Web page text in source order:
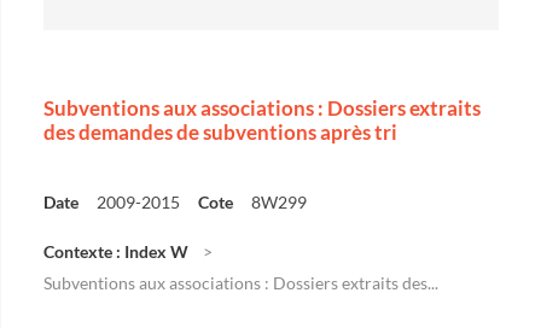
Subventions aux associations : Dossiers extraits
des demandes de subventions après tri
Date 2009-2015 Cote 8W299
Contexte : Index W
Subventions aux associations : Dossiers extraits des...